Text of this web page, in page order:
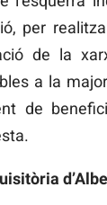
per
de la
a la
de